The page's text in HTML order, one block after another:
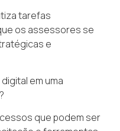
tarefas
os assessores se
e
em uma
que podem ser